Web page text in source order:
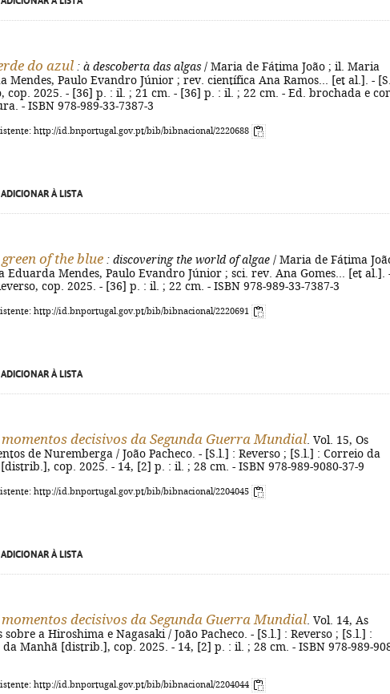
do azul : à descoberta das algas / Maria de Fátima João ; il. Maria
Mendes, Paulo Evandro Júnior ; rev. científica Ana Ramos... [et al.]. -
cop. 2025. - [36] p. : il. ; 21 cm. - [36] p. : il. ; 22 cm. - Ed. brochada e
- ISBN 978-989-33-7387-3
http://id.bnportugal.gov.pt/bib/bibnacional/2220688
ADICIONAR À LISTA
green of the blue : discovering the world of algae / Maria de Fátima
Eduarda Mendes, Paulo Evandro Júnior ; sci. rev. Ana Gomes... [et al.].
cop. 2025. - [36] p. : il. ; 22 cm. - ISBN 978-989-33-7387-3
http://id.bnportugal.gov.pt/bib/bibnacional/2220691
ADICIONAR À LISTA
decisivos da Segunda Guerra Mundial . Vol. 15, Os
de Nuremberga / João Pacheco. - [S.l.] : Reverso ; [S.l.] : Correio da
cop. 2025. - 14, [2] p. : il. ; 28 cm. - ISBN 978-989-9080-37-9
http://id.bnportugal.gov.pt/bib/bibnacional/2204045
ADICIONAR À LISTA
decisivos da Segunda Guerra Mundial . Vol. 14, As
sobre a Hiroshima e Nagasaki / João Pacheco. - [S.l.] : Reverso ; [S.l.] :
Manhã [distrib.], cop. 2025. - 14, [2] p. : il. ; 28 cm. - ISBN 978-989-
http://id.bnportugal.gov.pt/bib/bibnacional/2204044